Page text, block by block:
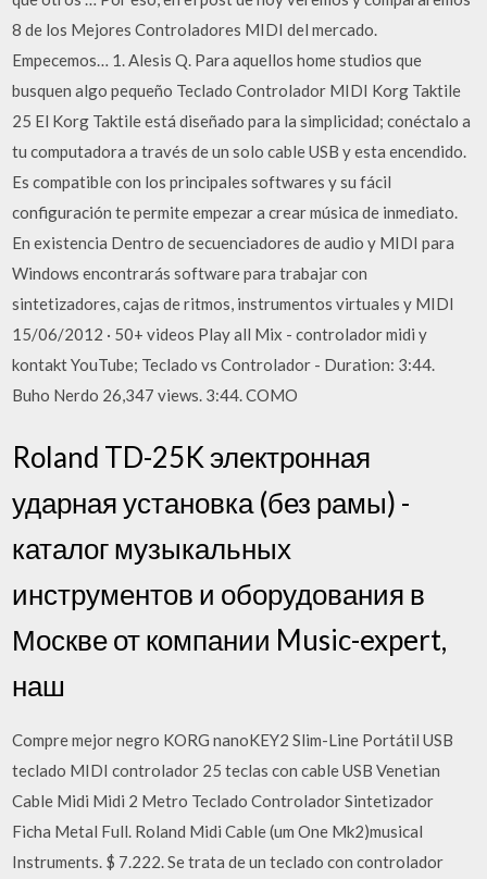
8 de los Mejores Controladores MIDI del mercado.
Empecemos… 1. Alesis Q. Para aquellos home studios que
busquen algo pequeño Teclado Controlador MIDI Korg Taktile
25 El Korg Taktile está diseñado para la simplicidad; conéctalo a
tu computadora a través de un solo cable USB y esta encendido.
Es compatible con los principales softwares y su fácil
configuración te permite empezar a crear música de inmediato.
En existencia Dentro de secuenciadores de audio y MIDI para
Windows encontrarás software para trabajar con
sintetizadores, cajas de ritmos, instrumentos virtuales y MIDI
15/06/2012 · 50+ videos Play all Mix - controlador midi y
kontakt YouTube; Teclado vs Controlador - Duration: 3:44.
Buho Nerdo 26,347 views. 3:44. COMO
Roland TD-25K электронная
ударная установка (без рамы) -
каталог музыкальных
инструментов и оборудования в
Москве от компании Music-expert,
наш
Compre mejor negro KORG nanoKEY2 Slim-Line Portátil USB
teclado MIDI controlador 25 teclas con cable USB Venetian
Cable Midi Midi 2 Metro Teclado Controlador Sintetizador
Ficha Metal Full. Roland Midi Cable (um One Mk2)musical
Instruments. $ 7.222. Se trata de un teclado con controlador